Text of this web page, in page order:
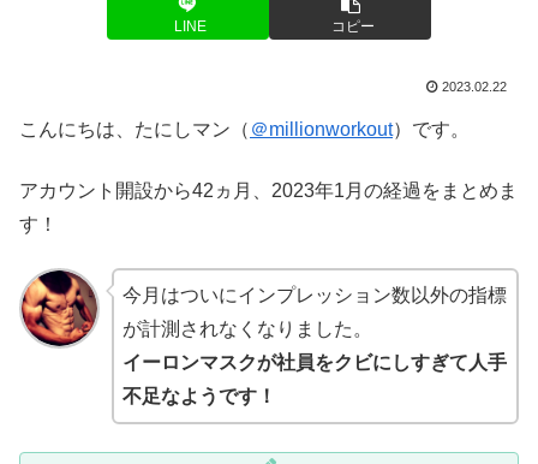
LINE コピー
2023.02.22
こんにちは、たにしマン（ ＠millionworkout）です。
アカウント開設から42ヵ月、2023年1月の経過をまとめま
す！
今月はついにインプレッション数以外の指標
が計測されなくなりました。
イーロンマスクが社員をクビにしすぎて人手
不足なようです！